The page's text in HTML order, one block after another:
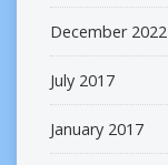
December 2022
July 2017
January 2017